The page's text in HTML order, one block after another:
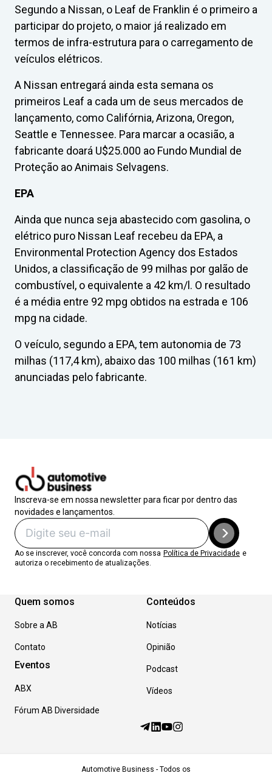
Segundo a Nissan, o Leaf de Franklin é o primeiro a
participar do projeto, o maior já realizado em
termos de infra-estrutura para o carregamento de
veículos elétricos.
A Nissan entregará ainda esta semana os
primeiros Leaf a cada um de seus mercados de
lançamento, como Califórnia, Arizona, Oregon,
Seattle e Tennessee. Para marcar a ocasião, a
fabricante doará U$25.000 ao Fundo Mundial de
Proteção ao Animais Selvagens.
EPA
Ainda que nunca seja abastecido com gasolina, o
elétrico puro Nissan Leaf recebeu da EPA, a
Environmental Protection Agency dos Estados
Unidos, a classificação de 99 milhas por galão de
combustível, o equivalente a 42 km/l. O resultado
é a média entre 92 mpg obtidos na estrada e 106
mpg na cidade.
O veículo, segundo a EPA, tem autonomia de 73
milhas (117,4 km), abaixo das 100 milhas (161 km)
anunciadas pelo fabricante.
Inscreva-se em nossa newsletter para ficar por dentro das
novidades e lançamentos.
Ao se inscrever, você concorda com nossa Política de Privacidade e
autoriza o recebimento de atualizações.
Quem somos
Sobre a AB
Contato
Eventos
ABX
Fórum AB Diversidade
Conteúdos
Notícias
Opinião
Podcast
Vídeos
Automotive Business - Todos os